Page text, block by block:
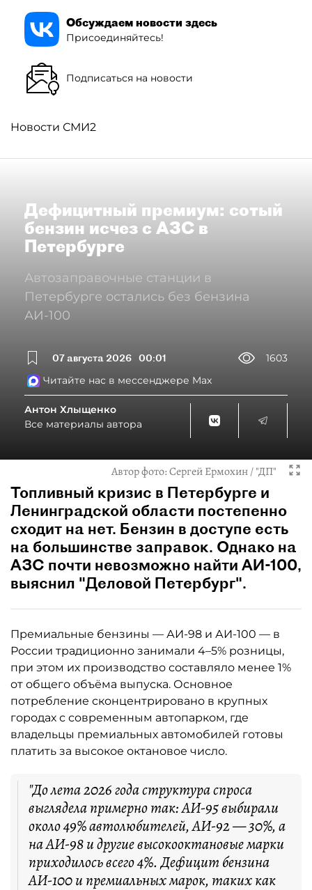
Обсуждаем новости здесь
Присоединяйтесь!
Подписаться на новости
Новости СМИ2
Дефицитный премиум: сотый
бензин исчез с АЗС в
Петербурге
Автозаправочные станции в
Петербурге остались без бензина
АИ-100
07 августа 2026 00:01
1603
Читайте нас в мессенджере Max
Антон Хлыщенко
Все материалы автора
Автор фото:Сергей Ермохин / "ДП"
Топливный кризис в Петербурге и
Ленинградской области постепенно
сходит на нет. Бензин в доступе есть
на большинстве заправок. Однако на
АЗС почти невозможно найти АИ-100,
выяснил "Деловой Петербург".
Премиальные бензины — АИ-98 и АИ-100 — в
России традиционно занимали 4–5% розницы,
при этом их производство составляло менее 1%
от общего объёма выпуска. Основное
потребление сконцентрировано в крупных
городах с современным автопарком, где
владельцы премиальных автомобилей готовы
платить за высокое октановое число.
"До лета 2026 года структура спроса
выглядела примерно так: АИ-95 выбирали
около 49% автолюбителей, АИ-92 — 30%, а
на АИ-98 и другие высокооктановые марки
приходилось всего 4%. Дефицит бензина
АИ-100 и премиальных марок, таких как